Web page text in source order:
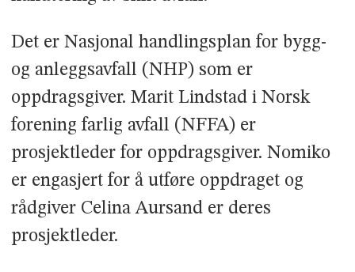
Det er Nasjonal handlingsplan for bygg-
og anleggsavfall (NHP) som er
oppdragsgiver. Marit Lindstad i Norsk
forening farlig avfall (NFFA) er
prosjektleder for oppdragsgiver. Nomiko
er engasjert for å utføre oppdraget og
rådgiver Celina Aursand er deres
prosjektleder.